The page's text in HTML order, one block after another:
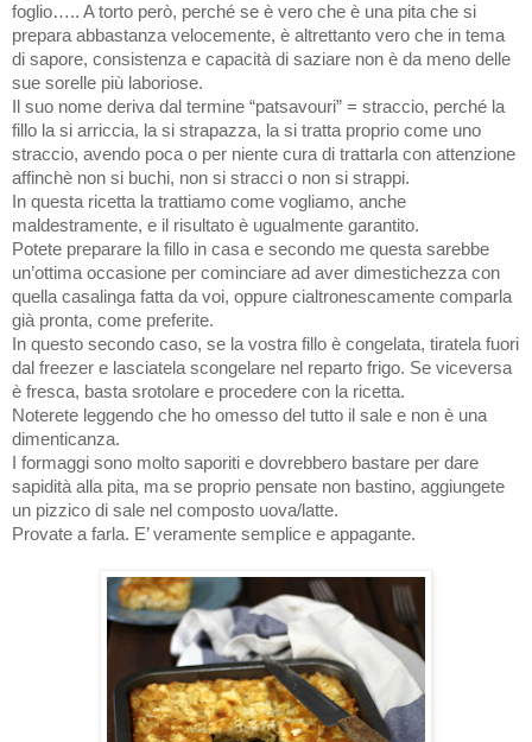
foglio….. A torto però, perché se è vero che è una pita che si
prepara abbastanza velocemente, è altrettanto vero che in tema
di sapore, consistenza e capacità di saziare non è da meno delle
sue sorelle più laboriose.
Il suo nome deriva dal termine “patsavouri” = straccio, perché la
fillo la si arriccia, la si strapazza, la si tratta proprio come uno
straccio, avendo poca o per niente cura di trattarla con attenzione
affinchè non si buchi, non si stracci o non si strappi.
In questa ricetta la trattiamo come vogliamo, anche
maldestramente, e il risultato è ugualmente garantito.
Potete preparare la fillo in casa e secondo me questa sarebbe
un’ottima occasione per cominciare ad aver dimestichezza con
quella casalinga fatta da voi, oppure cialtronescamente comparla
già pronta, come preferite.
In questo secondo caso, se la vostra fillo è congelata, tiratela fuori
dal freezer e lasciatela scongelare nel reparto frigo. Se viceversa
è fresca, basta srotolare e procedere con la ricetta.
Noterete leggendo che ho omesso del tutto il sale e non è una
dimenticanza.
I formaggi sono molto saporiti e dovrebbero bastare per dare
sapidità alla pita, ma se proprio pensate non bastino, aggiungete
un pizzico di sale nel composto uova/latte.
Provate a farla. E’ veramente semplice e appagante.